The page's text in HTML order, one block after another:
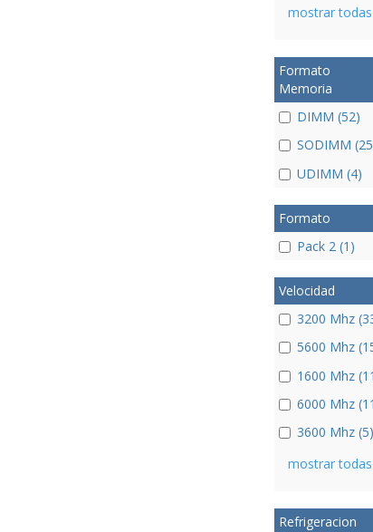
mostrar todas
Formato
Memoria
DIMM (52)
SODIMM
UDIMM (4)
Formato
Pack 2 (1)
Velocidad
3200 Mhz
5600 Mhz
1600 Mhz
6000 Mhz
3600 Mhz (5)
mostrar todas
Refrigeracion